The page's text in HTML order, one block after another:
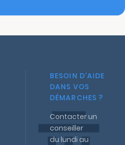
BESOIN D'AIDE
DANS VOS
DÉMARCHES ?
Contacter un
conseiller
du lundi au